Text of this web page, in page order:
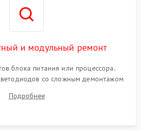
и модульный ремонт
блока питания или процессора.
со сложным демонтажом
поврежденных дорожек,
памяти EEPROM
Подробнее